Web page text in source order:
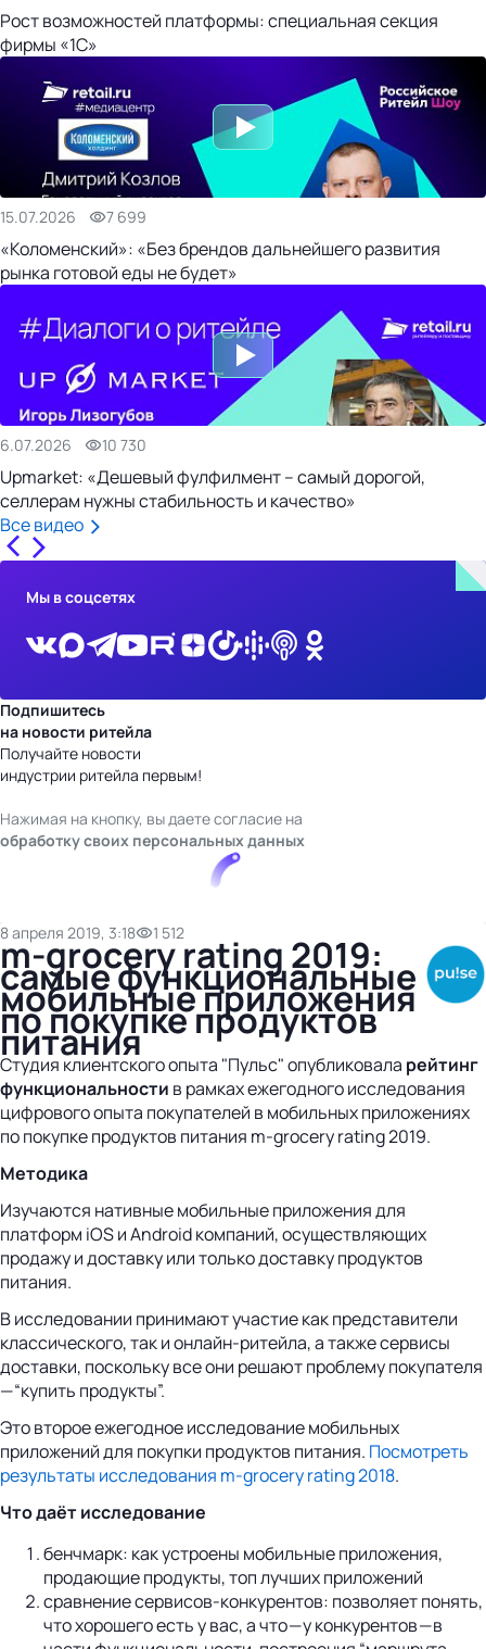
Рост возможностей платформы: специальная секция
фирмы «1С»
15.07.2026 7 699
«Коломенский»: «Без брендов дальнейшего развития
рынка готовой еды не будет»
6.07.2026 10 730
Upmarket: «Дешевый фулфилмент – самый дорогой,
селлерам нужны стабильность и качество»
Все видео
Мы в соцсетях
Подпишитесь
на новости ритейла
Получайте новости
индустрии ритейла первым!
Нажимая на кнопку, вы даете согласие на
обработку своих персональных данных
8 апреля 2019, 3:18 1 512
m-grocery rating 2019:
самые функциональные
мобильные приложения
по покупке продуктов
питания
Студия клиентского опыта "Пульс" опубликовала рейтинг
функциональности в рамках ежегодного исследования
цифрового опыта покупателей в мобильных приложениях
по покупке продуктов питания m-grocery rating 2019.
Методика
Изучаются нативные мобильные приложения для
платформ iOS и Android компаний, осуществляющих
продажу и доставку или только доставку продуктов
питания.
В исследовании принимают участие как представители
классического, так и онлайн-ритейла, а также сервисы
доставки, поскольку все они решают проблему покупателя
— “купить продукты”.
Это второе ежегодное исследование мобильных
приложений для покупки продуктов питания. Посмотреть
результаты исследования m-grocery rating 2018.
Что даёт исследование
бенчмарк: как устроены мобильные приложения,
продающие продукты, топ лучших приложений
сравнение сервисов-конкурентов: позволяет понять,
что хорошего есть у вас, а что — у конкурентов — в